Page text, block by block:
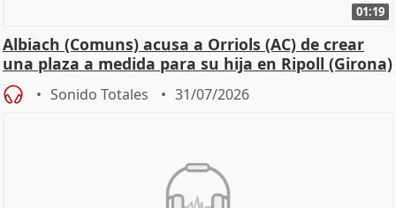
01:19
Albiach (Comuns) acusa a Orriols (AC) de crear
una plaza a medida para su hija en Ripoll (Girona)
Sonido Totales 31/07/2026